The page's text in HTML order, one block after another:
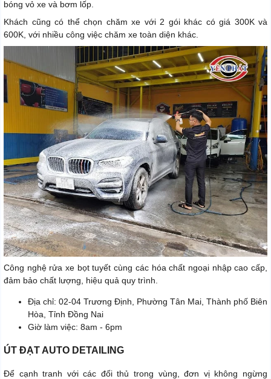
bóng vỏ xe và bơm lốp.
Khách cũng có thể chọn chăm xe với 2 gói khác có giá 300K và
600K, với nhiều công việc chăm xe toàn diện khác.
Công nghệ rửa xe bọt tuyết cùng các hóa chất ngoại nhập cao cấp,
đảm bảo chất lượng, hiệu quả quy trình.
Địa chỉ: 02-04 Trương Định, Phường Tân Mai, Thành phố Biên
Hòa, Tỉnh Đồng Nai
Giờ làm việc: 8am - 6pm
ÚT ĐẠT AUTO DETAILING
Để cạnh tranh với các đối thủ trong vùng, đơn vị không ngừng